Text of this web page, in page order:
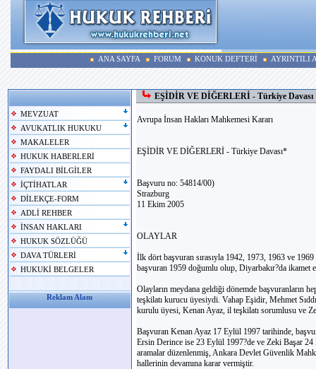
ANA SAYFA FORUM KONUK DEFTERİ AYRINTILI
MEVZUAT
AVUKATLIK HUKUKU
MAKALELER
HUKUK HABERLERİ
FAYDALI BİLGİLER
İÇTİHATLAR
DİLEKÇE-FORM
ADLİ REHBER
İNSAN HAKLARI
HUKUK SÖZLÜĞÜ
DAVA TÜRLERİ
HUKUKİ BELGELER
Reklam Alanı
EŞİDİR VE DİĞERLERİ - Türkiye Davası
Avrupa İnsan Hakları Mahkemesi Kararı
EŞİDİR VE DİĞERLERİ - Türkiye Davası*
Başvuru no: 54814/00)
Strazburg
11 Ekim 2005
OLAYLAR
İlk dört başvuran sırasıyla 1942, 1973, 1963 ve
başvuran 1959 doğumlu olup, Diyarbakır?da ikamet
Olayların meydana geldiği dönemde başvuranların
teşkilatı kurucu üyesiydi. Vahap Eşidir, Mehmet
kurulu üyesi, Kenan Ayaz, il teşkilatı sorumlusu ve
Başvuran Kenan Ayaz 17 Eylül 1997 tarihinde,
Ersin Derince ise 23 Eylül 1997?de ve Zeki Başar 24
aramalar düzenlenmiş, Ankara Devlet Güvenlik
hallerinin devamına karar vermiştir.